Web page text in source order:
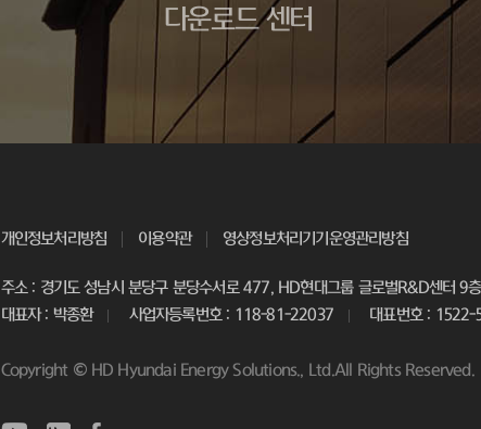
다운로드 센터
개인정보처리방침 이용약관 영상정보처리기기운영관리방침
주소 : 경기도 성남시 분당구 분당수서로 477, HD현대그룹 글로벌R&D센터 9
대표자 : 박종환
사업자등록번호 : 118-81-22037 대표번호 : 1522-
Copyright © HD Hyundai Energy Solutions., Ltd.All Rights Reserved.